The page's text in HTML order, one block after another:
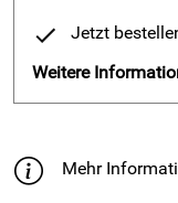
Jetzt
Weitere
Mehr